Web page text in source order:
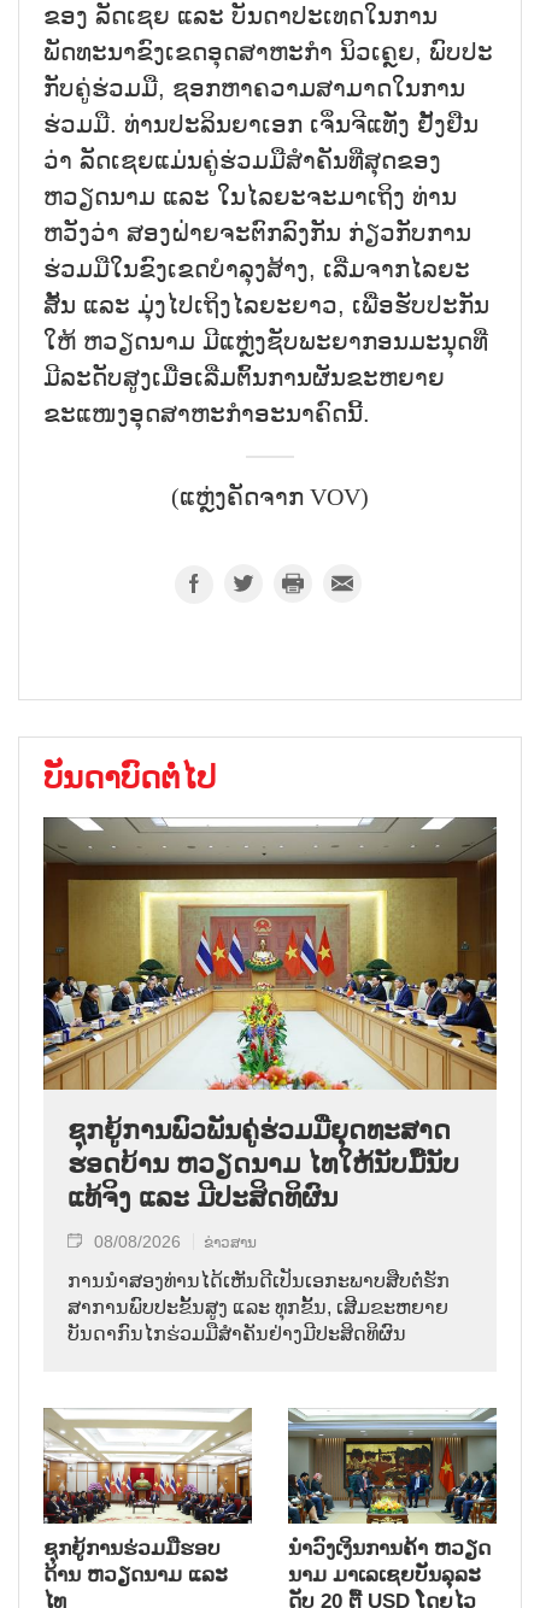
ຂອງ ລັດເຊຍ ແລະ ບັນດາປະເທດໃນການ
ພັດທະນາຂົງເຂດອຸດສາຫະກຳ ນິວເຄຼຍ, ພົບປະ
ກັບຄູ່ຮ່ວມມື, ຊອກຫາຄວາມສາມາດໃນການ
ຮ່ວມມື. ທ່ານປະລິນຍາເອກ ເຈິ່ນຈີແທັ່ງ ຢັ້ງຢືນ
ວ່າ ລັດເຊຍແມ່ນຄູ່ຮ່ວມມືສຳຄັນທີ່ສຸດຂອງ
ຫວຽດນາມ ແລະ ໃນໄລຍະຈະມາເຖິງ ທ່ານ
ຫວັງວ່າ ສອງຝ່າຍຈະຕົກລົງກັນ ກ່ຽວກັບການ
ຮ່ວມມືໃນຂົງເຂດບຳລຸງສ້າງ, ເລີ່ມຈາກໄລຍະ
ສັ້ນ ແລະ ມຸ່ງໄປເຖິງໄລຍະຍາວ, ເພື່ອຮັບປະກັນ
ໃຫ້ ຫວຽດນາມ ມີແຫຼ່ງຊັບພະຍາກອນມະນຸດທີ່
ມີລະດັບສູງເມື່ອເລີ່ມຕົ້ນການຜັນຂະຫຍາຍ
ຂະແໜງອຸດສາຫະກຳອະນາຄົດນີ້.
(ແຫຼ່ງຄັດຈາກ VOV)
ບັນດາບົດຕໍ່ໄປ
ຊຸກ​ຍູ້​ການ​ພົວ​ພັນ​ຄູ່​ຮ່ວມ​ມື​ຍຸດ​ທະ​ສາດ​
ຮອດ​ບ້ານ ຫວຽດ​ນາມ ໄທ​ໃຫ້​ນັບ​ມື້​ນັບ​
ແທ້​ຈິງ ແລະ ມີ​ປະ​ສິດ​ທິ​ຜົນ
08/08/2026 ຂ່າວສານ
ການ​ນຳ​ສອງ​ທ່ານ​ໄດ້​ເຫັນ​ດີ​ເປັນ​ເອ​ກະ​ພາບ​ສືບ​ຕໍ່​ຮັກ​
ສາ​ການ​ພົບ​ປະ​ຂັ້ນ​ສູງ ແລະ ທຸກ​ຂັ້ນ, ເສີມ​ຂະ​ຫຍາຍ​
ບັນ​ດາ​ກົນ​ໄກ​ຮ່ວມ​ມື​ສຳ​ຄັນ​ຢ່າງ​ມີ​ປະ​ສິດ​ທິ​ຜົນ
ຊຸກຍູ້ການຮ່ວມມືຮອບ
ດ້ານ ຫວຽດນາມ ແລະ
ໄທ
ນຳ​ວົງ​ເງິນ​ການ​ຄ້າ ຫວຽດ​
ນາມ ມາ​ເລ​ເຊຍ​ບັນ​ລຸ​ລະ​
ດັບ 20 ຕື້ USD ໂດຍ​ໄວ